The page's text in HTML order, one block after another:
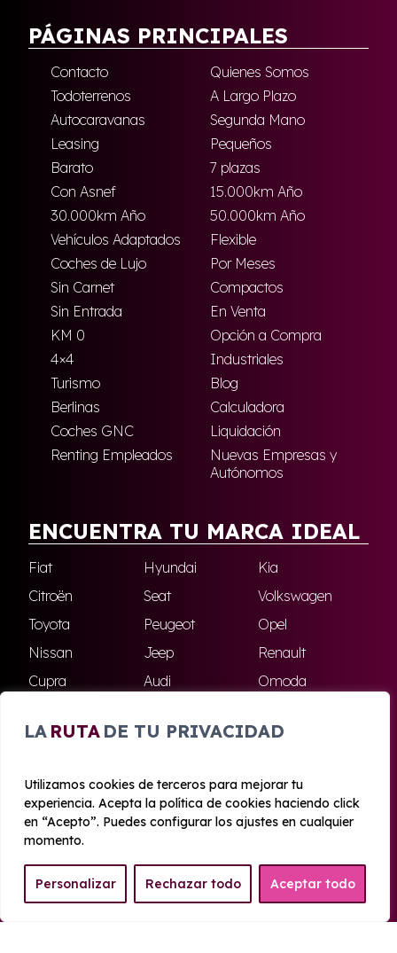
LA RUTA DE TU PRIVACIDAD
Utilizamos cookies de terceros para mejorar tu
experiencia. Acepta la política de cookies haciendo click
en “Acepto”. Puedes configurar los ajustes en cualquier
momento.
Personalizar Rechazar todo Aceptar todo
PÁGINAS PRINCIPALES
Contacto
Quienes Somos
Todoterrenos
A Largo Plazo
Autocaravanas
Segunda Mano
Leasing
Pequeños
Barato
7 plazas
Con Asnef
15.000km Año
30.000km Año
50.000km Año
Vehículos Adaptados
Flexible
Coches de Lujo
Por Meses
Sin Carnet
Compactos
Sin Entrada
En Venta
KM 0
Opción a Compra
4×4
Industriales
Turismo
Blog
Berlinas
Calculadora
Coches GNC
Liquidación
Renting Empleados
Nuevas Empresas y
Autónomos
ENCUENTRA TU MARCA IDEAL
Fiat Hyundai
Kia
Citroën
Seat
Volkswagen
Toyota
Peugeot
Opel
Nissan
Jeep
Renault
Cupra
Audi
Omoda
Skoda
Ford Todas las marcas
© 2020 - 2026 Azahara Renting
Aviso legal y Privacidad